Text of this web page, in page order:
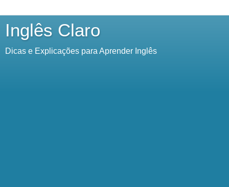
Inglês Claro
Dicas e Explicações para Aprender Inglês